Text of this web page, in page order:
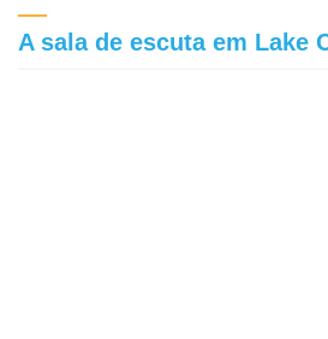
A sala de escuta em Lake